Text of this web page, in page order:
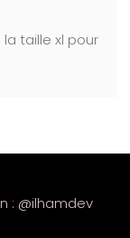
taille xl pour
: @ilhamdev